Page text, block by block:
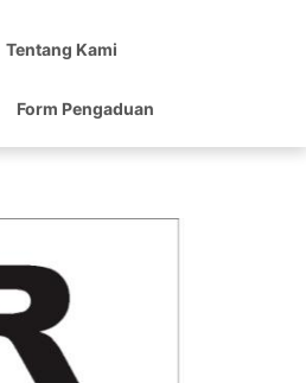
Tentang Kami
Form Pengaduan